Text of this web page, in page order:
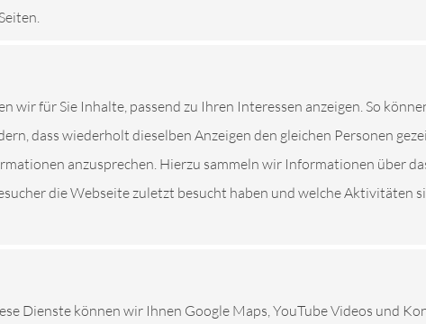
wir für Sie Inhalte, passend zu Ihren Interessen anzeigen. So
dass wiederholt dieselben Anzeigen den gleichen Personen
anzusprechen. Hierzu sammeln wir Informationen über
die Webseite zuletzt besucht haben und welche Aktivitäten
Dienste können wir Ihnen Google Maps, YouTube Videos und